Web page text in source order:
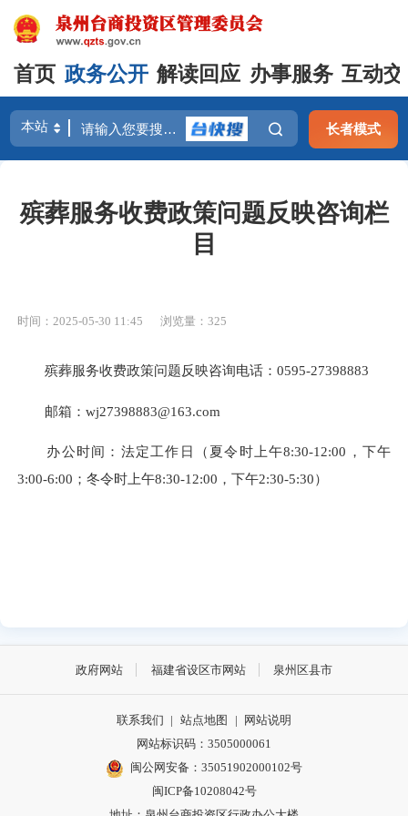
首页 政务公开 解读回应 办事服务 互动
长者模式
殡葬服务收费政策问题反映咨询栏
目
时间：2025-05-30 11:45 浏览量： 325
殡葬服务收费政策问题反映咨询电话：0595-27398883
邮箱：wj27398883@163.com
办公时间：法定工作日（夏令时上午8:30-12:00，下午
3:00-6:00；冬令时上午8:30-12:00，下午2:30-5:30）
政府网站 福建省设区市网站 泉州区县市
联系我们 | 站点地图 |
网站说明
网站标识码：3505000061
闽公网安备：35051902000102号
闽ICP备10208042号